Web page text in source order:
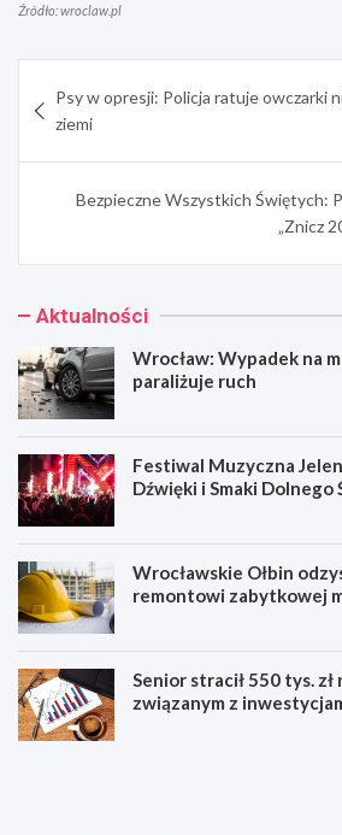
Źródło: wroclaw.pl
wpisu
Psy w opresji: Policja ratuje owczarki
ziemi
Bezpieczne Wszystkich Świętych:
„Znicz
Aktualności
Wrocław: Wypadek na
paraliżuje ruch
Festiwal Muzyczna
Dźwięki i Smaki Dolnego
Wrocławskie Ołbin
remontowi zabytkowej
Senior stracił 550 tys.
związanym z
W
F